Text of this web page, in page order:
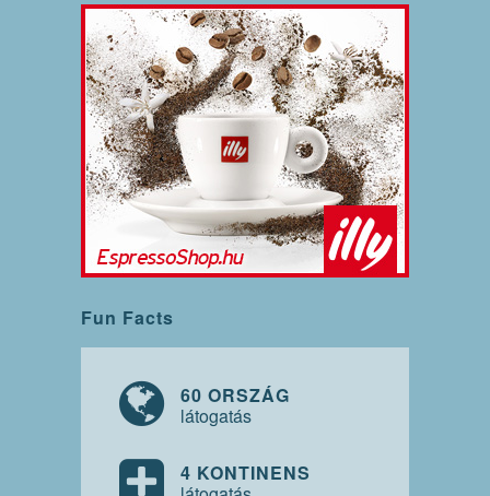
Fun Facts
60 ORSZÁG
látogatás
4 KONTINENS